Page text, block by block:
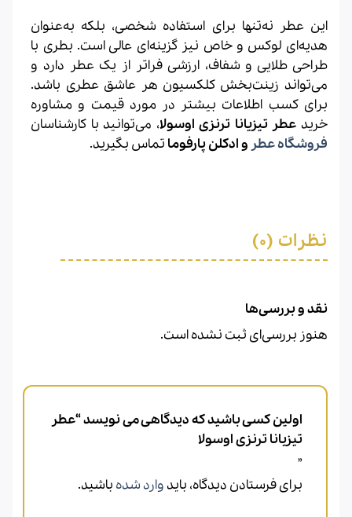
این عطر نه‌تنها برای استفاده شخصی، بلکه به‌عنوان
هدیه‌ای لوکس و خاص نیز گزینه‌ای عالی است. بطری با
طراحی طلایی و شفاف، ارزشی فراتر از یک عطر دارد و
می‌تواند زینت‌بخش کلکسیون هر عاشق عطری باشد.
برای کسب اطلاعات بیشتر در مورد قیمت و مشاوره
خرید عطر تیزیانا ترنزی اوسولا، می‌توانید با کارشناسان
فروشگاه عطر و ادکلن پارفوما تماس بگیرید.
نظرات (0)
نقد و بررسی‌ها
هنوز بررسی‌ای ثبت نشده است.
اولین کسی باشید که دیدگاهی می نویسد “عطر
تیزیانا ترنزی اوسولا
”
برای فرستادن دیدگاه، باید وارد شده باشید.